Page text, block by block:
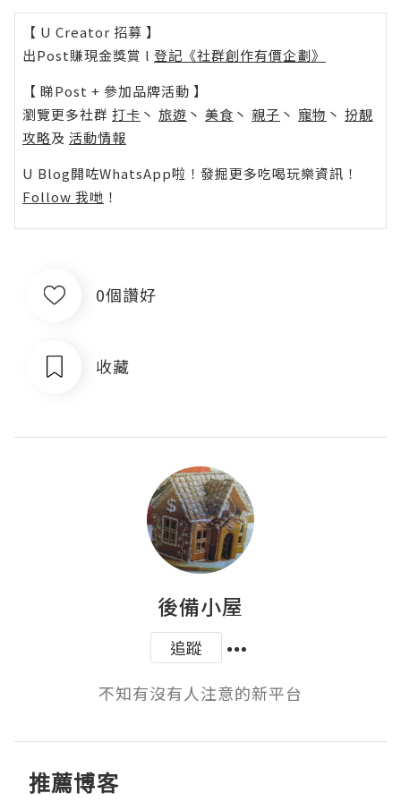
【 U Creator 招募 】
出Post賺現金獎賞 l 登記《社群創作有價企劃》
【 睇Post + 參加品牌活動 】
瀏覽更多社群 打卡 丶 旅遊 丶 美食 丶 親子 丶 寵物 丶 扮靚
攻略及 活動情報
U Blog開咗WhatsApp啦！發掘更多吃喝玩樂資訊！
Follow 我哋 ！
0個讚好
收藏
後備小屋
追蹤
不知有沒有人注意的新平台
推薦博客